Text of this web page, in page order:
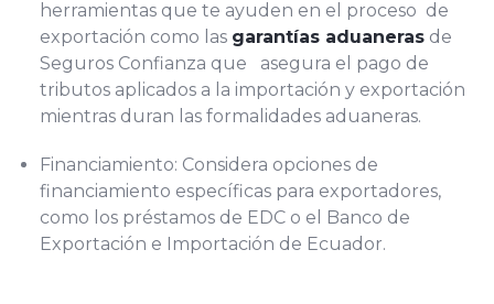
herramientas que te ayuden en el proceso de
exportación como las garantías aduaneras de
Seguros Confianza que asegura el pago de
tributos aplicados a la importación y exportación
mientras duran las formalidades aduaneras.
Financiamiento: Considera opciones de
financiamiento específicas para exportadores,
como los préstamos de EDC o el Banco de
Exportación e Importación de Ecuador.